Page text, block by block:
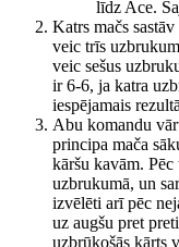
līdz Ace.
Katrs mačs
veic trīs
veic sešus
ir 6-6, ja katra
iespējamais
Abu komandu
principa mača
kāršu kavām. Pēc
uzbrukumā, un
izvēlēti arī pēc
uz augšu pret
uzbrūkošās kārts